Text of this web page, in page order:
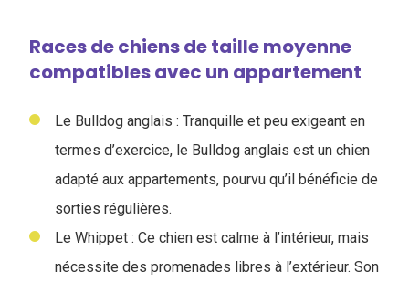
Races de chiens de taille moyenne
compatibles avec un appartement
Le Bulldog anglais : Tranquille et peu exigeant en
termes d’exercice, le Bulldog anglais est un chien
adapté aux appartements, pourvu qu’il bénéficie de
sorties régulières.
Le Whippet : Ce chien est calme à l’intérieur, mais
nécessite des promenades libres à l’extérieur. Son